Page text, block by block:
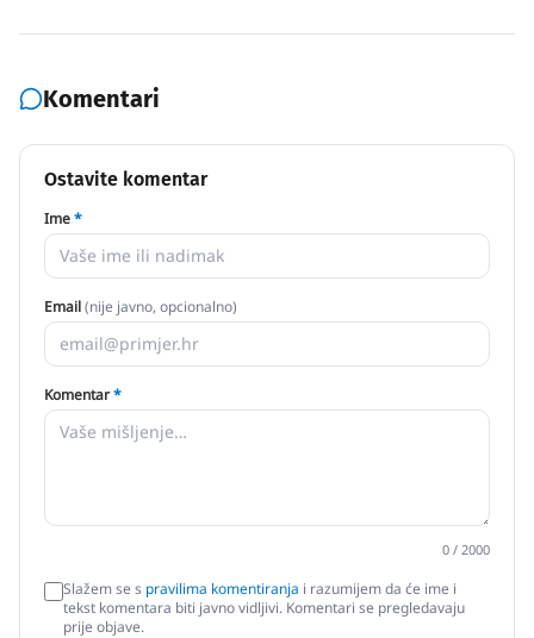
Komentari
Ostavite komentar
Ime*
Email(nije javno, opcionalno)
Komentar*
0 / 2000
Slažem se s pravilima komentiranja i razumijem da će ime i
tekst komentara biti javno vidljivi. Komentari se pregledavaju
prije objave.